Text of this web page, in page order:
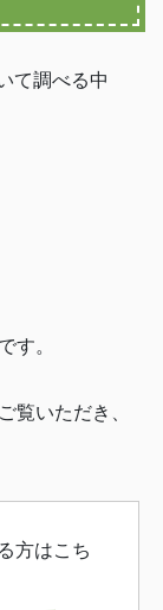
て調べる中
す。
覧いただき、
方はこち